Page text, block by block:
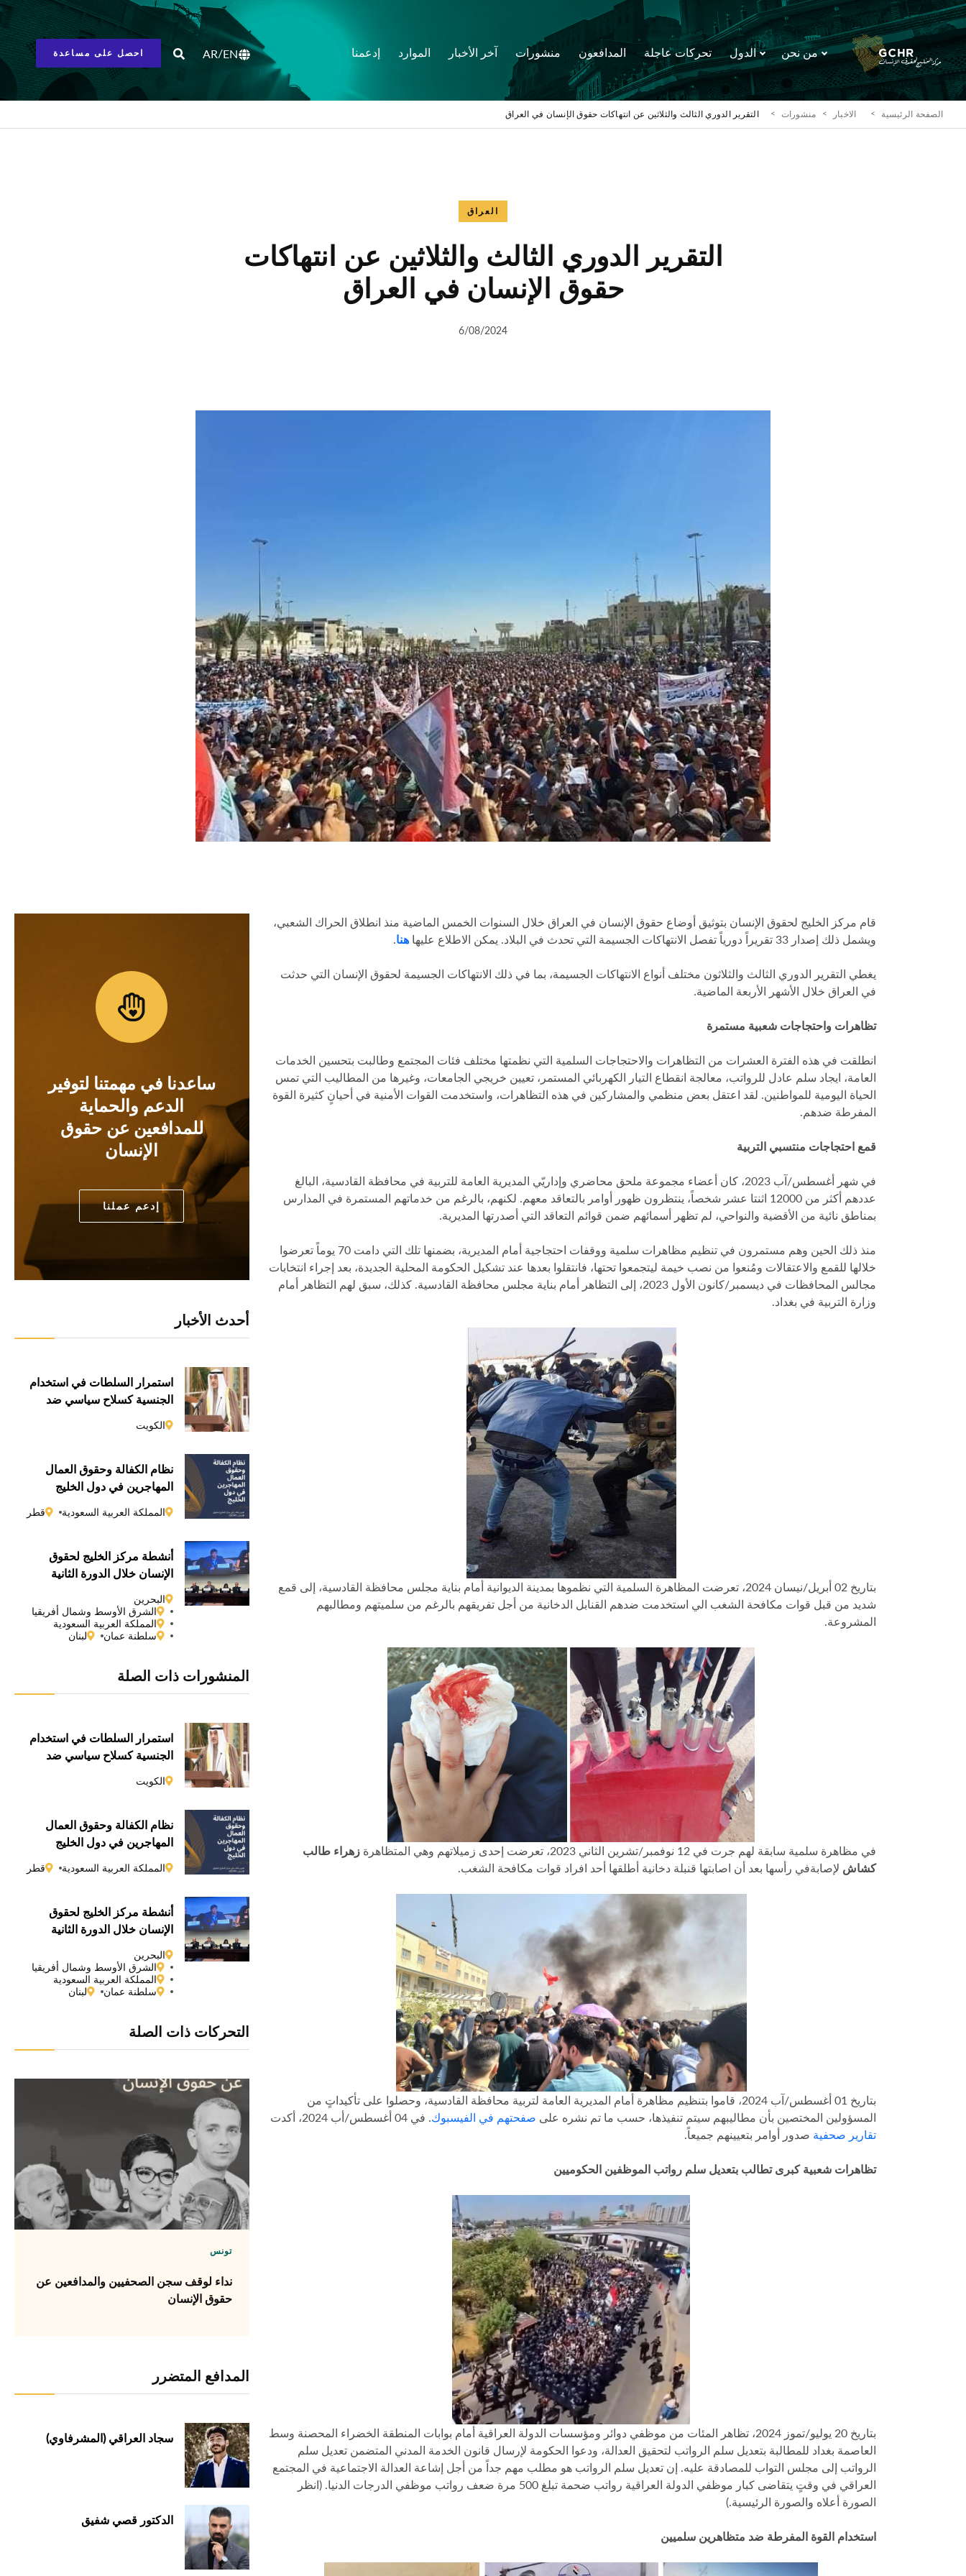
من نحن الدول تحركات عاجلة المدافعون منشورات آخر الأخبار الموارد إدعمنا EN
/
AR احصل على مساعدة
الصفحة الرئيسية الاخبار منشورات التقرير الدوري الثالث والثلاثين عن انتهاكات حقوق الإنسان في العراق
العراق
التقرير الدوري الثالث والثلاثين عن انتهاكات
حقوق الإنسان في العراق
6/08/2024
قام مركز الخليج لحقوق الإنسان بتوثيق أوضاع حقوق الإنسان في العراق خلال السنوات الخمس الماضية منذ انطلاق الحراك الشعبي،
ويشمل ذلك إصدار 33 تقريراً دورياً تفصل الانتهاكات الجسيمة التي تحدث في البلاد. يمكن الاطلاع عليها
هنا.
يغطي التقرير الدوري الثالث والثلاثون مختلف أنواع الانتهاكات الجسيمة، بما في ذلك الانتهاكات الجسيمة لحقوق الإنسان التي حدثت
في العراق خلال الأشهر الأربعة الماضية.
تظاهرات واحتجاجات شعبية مستمرة
انطلقت في هذه الفترة العشرات من التظاهرات والاحتجاجات السلمية التي نظمتها مختلف فئات المجتمع وطالبت بتحسين الخدمات
العامة، ايجاد سلم عادل للرواتب، معالجة انقطاع التيار الكهربائي المستمر، تعيين خريجي الجامعات، وغيرها من المطاليب التي تمس
الحياة اليومية للمواطنين. لقد اعتقل بعض منظمي والمشاركين في هذه التظاهرات، واستخدمت القوات الأمنية في أحيانٍ كثيرة القوة
المفرطة ضدهم.
قمع احتجاجات منتسبي التربية
في شهر أغسطس/آب 2023، كان أعضاء مجموعة ملحق محاضري وإداريّي المديرية العامة للتربية في محافظة القادسية، البالغ
عددهم أكثر من 12000 اثنتا عشر شخصاً، ينتظرون ظهور أوامر بالتعاقد معهم. لكنهم، بالرغم من خدماتهم المستمرة في المدارس
بمناطق نائية من الأقضية والنواحي، لم تظهر أسمائهم ضمن قوائم التعاقد التي أصدرتها المديرية.
منذ ذلك الحين وهم مستمرون في تنظيم مظاهرات سلمية ووقفات احتجاجية أمام المديرية، بضمنها تلك التي دامت 70 يوماً تعرضوا
خلالها للقمع والاعتقالات ومُنعوا من نصب خيمة ليتجمعوا تحتها، فانتقلوا بعدها عند تشكيل الحكومة المحلية الجديدة، بعد إجراء انتخابات
مجالس المحافظات في ديسمبر/كانون الأول 2023، إلى التظاهر أمام بناية مجلس محافظة القادسية. كذلك، سبق لهم التظاهر أمام
وزارة التربية في بغداد.
بتاريخ 02 أبريل/نيسان 2024، تعرضت المظاهرة السلمية التي نظموها بمدينة الديوانية أمام بناية مجلس محافظة القادسية، إلى قمع
شديد من قبل قوات مكافحة الشغب الي استخدمت ضدهم القنابل الدخانية من أجل تفريقهم بالرغم من سلميتهم ومطالبهم
المشروعة.
في مظاهرة سلمية سابقة لهم جرت في 12 نوفمبر/تشرين الثاني 2023، تعرضت إحدى زميلاتهم وهي المتظاهرة
زهراء طالب
كشاش لإصابةفي رأسها بعد أن اصابتها قنبلة دخانية أطلقها أحد افراد قوات مكافحة الشغب.
بتاريخ 01 أغسطس/آب 2024، قاموا بتنظيم مظاهرة أمام المديرية العامة لتربية محافظة القادسية، وحصلوا على تأكيداتٍ من
المسؤولين المختصين بأن مطاليبهم سيتم تنفيذها، حسب ما تم نشره على صفحتهم في الفيسبوك. في 04 أغسطس/أب 2024، أكدت
تقارير صحفية صدور أوامر بتعيينهم جميعاً.
تظاهرات شعبية كبرى تطالب بتعديل سلم رواتب الموظفين الحكوميين
بتاريخ 20 يوليو/تموز 2024، تظاهر المئات من موظفي دوائر ومؤسسات الدولة العراقية أمام بوابات المنطقة الخضراء المحصنة وسط
العاصمة بغداد للمطالبة بتعديل سلم الرواتب لتحقيق العدالة، ودعوا الحكومة لإرسال قانون الخدمة المدني المتضمن تعديل سلم
الرواتب إلى مجلس التواب للمصادقة عليه. إن تعديل سلم الرواتب هو مطلب مهم جداً من أجل إشاعة العدالة الاجتماعية في المجتمع
العراقي في وقتٍ يتقاضى كبار موظفي الدولة العراقية رواتب ضحمة تبلغ 500 مرة ضعف رواتب موظفي الدرجات الدنيا. (انظر
الصورة أعلاه والصورة الرئيسية.)
استخدام القوة المفرطة ضد متظاهرين سلميين
ساعدنا في مهمتنا لتوفير
الدعم والحماية
للمدافعين عن حقوق
الإنسان
إدعم عملنا
أحدث الأخبار
استمرار السلطات في استخدام
الجنسية كسلاحٍ سياسي ضد
المعارضين
الكويت
نظام الكفالة وحقوق العمال
المهاجرين في دول الخليج
المملكة العربية السعودية قطر
أنشطة مركز الخليج لحقوق
الإنسان خلال الدورة الثانية
والستين لمجلس حقوق الإنسان
التابع للأمم المتحدة
البحرين
الشرق الأوسط وشمال أفريقيا
المملكة العربية السعودية
سلطنة عمان
لبنان
المنشورات ذات الصلة
استمرار السلطات في استخدام
الجنسية كسلاحٍ سياسي ضد
المعارضين
الكويت
نظام الكفالة وحقوق العمال
المهاجرين في دول الخليج
المملكة العربية السعودية قطر
أنشطة مركز الخليج لحقوق
الإنسان خلال الدورة الثانية
والستين لمجلس حقوق الإنسان
التابع للأمم المتحدة
البحرين
الشرق الأوسط وشمال أفريقيا
المملكة العربية السعودية
سلطنة عمان
لبنان
التحركات ذات الصلة
تونس
نداء لوقف سجن الصحفيين والمدافعين عن
حقوق الإنسان
المدافع المتضرر
سجاد العراقي (المشرفاوي)
الدكتور قصي شفيق